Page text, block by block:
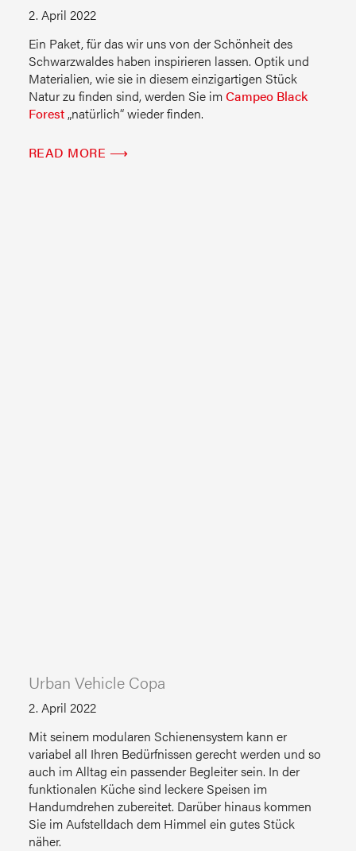
2. April 2022
Ein Paket, für das wir uns von der Schönheit des
Schwarzwaldes haben inspirieren lassen. Optik und
Materialien, wie sie in diesem einzigartigen Stück
Natur zu finden sind, werden Sie imCampeo Black
Forest„natürlich“ wieder finden.
READ MORE ⟶
Urban Vehicle Copa
2. April 2022
Mit seinem modularen Schienensystem kann er
variabel all Ihren Bedürfnissen gerecht werden und so
auch im Alltag ein passender Begleiter sein. In der
funktionalen Küche sind leckere Speisen im
Handumdrehen zubereitet. Darüber hinaus kommen
Sie im Aufstelldach dem Himmel ein gutes Stück
näher.